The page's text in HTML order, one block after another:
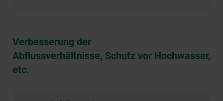
Verbesserung der
Abflussverhältnisse, Schutz vor Hochwasser,
etc.